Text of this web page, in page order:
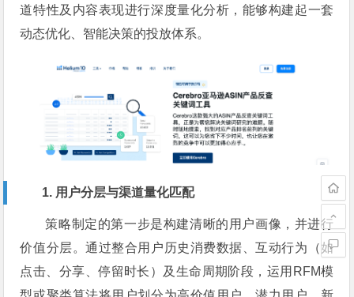
道特性及内容表现进行深度量化分析，能够构建起一套
动态优化、智能决策的投放体系。
1. 用户分层与渠道量化匹配
策略制定的第一步是构建清晰的用户画像，并进行
价值分层。通过整合用户历史消费数据、互动行为（如
点击、分享、停留时长）及生命周期阶段，运用RFM模